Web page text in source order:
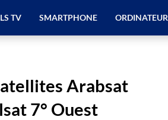
TV SMARTPHONE ORDINATEUR
Arabsat
7° Ouest